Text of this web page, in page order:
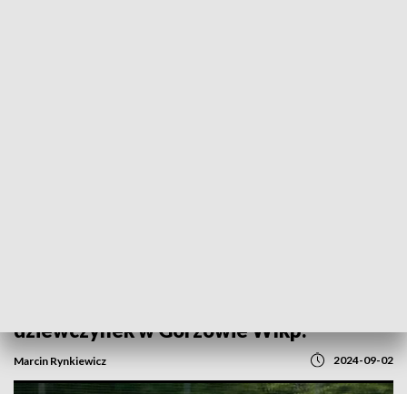
dziewczynek w Gorzowie Wlkp.
Marcin Rynkiewicz 2024-09-02